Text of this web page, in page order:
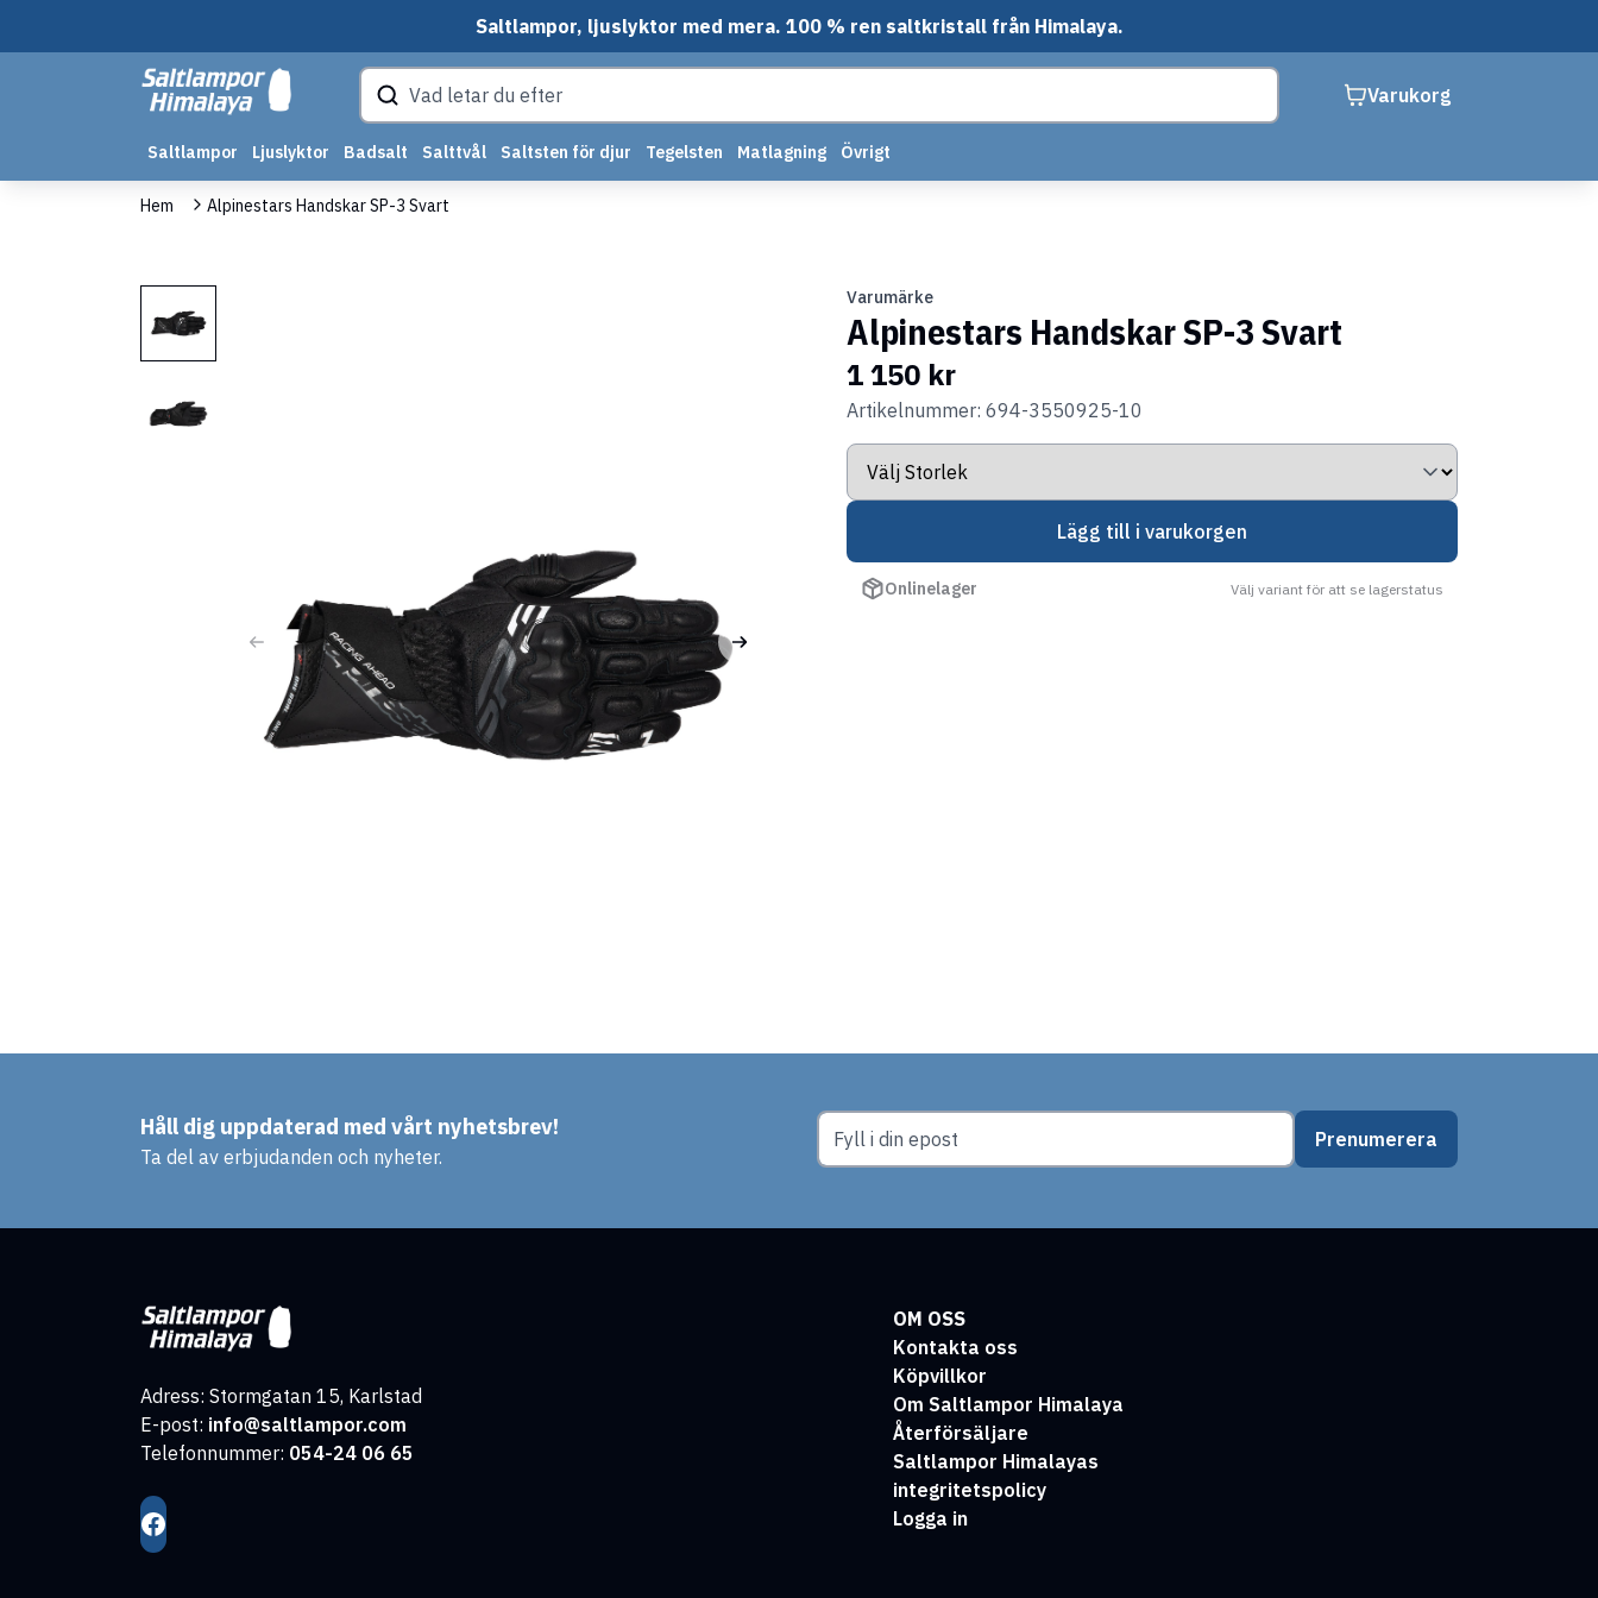
Saltlampor, ljuslyktor med mera. 100 % ren saltkristall från Himalaya.
Varukorg
Saltlampor Ljuslyktor Badsalt Salttvål Saltsten för djur Tegelsten Matlagning Övrigt
Hem Alpinestars Handskar SP-3 Svart
Varumärke
Alpinestars Handskar SP-3 Svart
1 150 kr
Artikelnummer: 694-3550925-10
Lägg till i varukorgen
Onlinelager Välj variant för att se lagerstatus
Håll dig uppdaterad med vårt nyhetsbrev!
Ta del av erbjudanden och nyheter.
Prenumerera
Adress: Stormgatan 15, Karlstad
E-post: info@saltlampor.com
Telefonnummer: 054-24 06 65
OM OSS
Kontakta oss
Köpvillkor
Om Saltlampor Himalaya
Återförsäljare
Saltlampor Himalayas
integritetspolicy
Logga in